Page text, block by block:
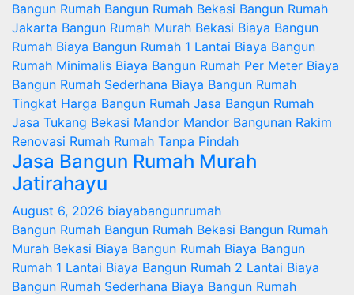
Bangun Rumah Bangun Rumah Bekasi Bangun Rumah
Jakarta Bangun Rumah Murah Bekasi Biaya Bangun
Rumah Biaya Bangun Rumah 1 Lantai Biaya Bangun
Rumah Minimalis Biaya Bangun Rumah Per Meter Biaya
Bangun Rumah Sederhana Biaya Bangun Rumah
Tingkat Harga Bangun Rumah Jasa Bangun Rumah
Jasa Tukang Bekasi Mandor Mandor Bangunan Rakim
Renovasi Rumah Rumah Tanpa Pindah
Jasa Bangun Rumah Murah
Jatirahayu
August 6, 2026 biayabangunrumah
Bangun Rumah Bangun Rumah Bekasi Bangun Rumah
Murah Bekasi Biaya Bangun Rumah Biaya Bangun
Rumah 1 Lantai Biaya Bangun Rumah 2 Lantai Biaya
Bangun Rumah Sederhana Biaya Bangun Rumah